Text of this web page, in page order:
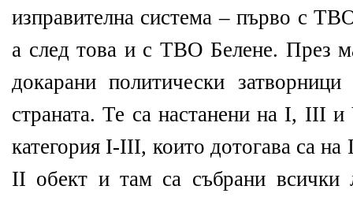
изправителна система – първо с
а след това и с ТВО Белене. През
докарани политически
страната. Те са настанени на І, ІІІ
категория І-ІІІ, които дотогава са
ІІ обект и там са събрани всички